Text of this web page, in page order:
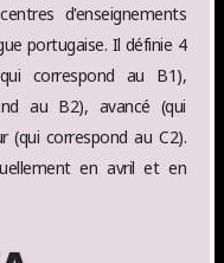
d'enseignements
portugaise. Il définie 4
correspond au B1),
au B2), avancé (qui
(qui correspond au C2).
en avril et en